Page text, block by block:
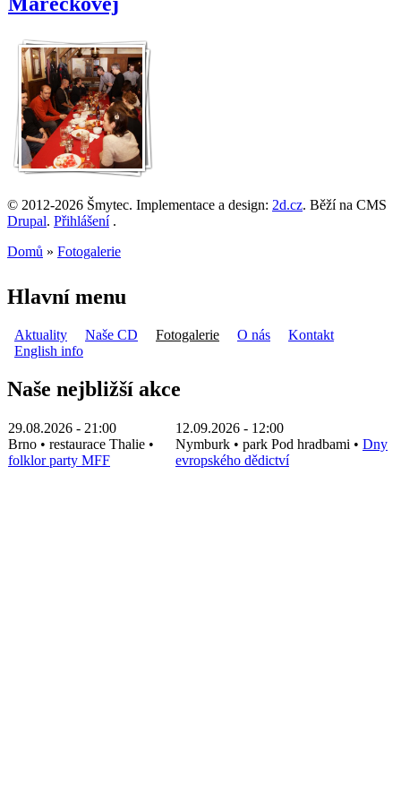
© 2012-2026 Šmytec. Implementace a design: 2d.cz. Běží na CMS
Drupal. Přihlášení.
Domů » Fotogalerie
Hlavní menu
Aktuality Naše CD Fotogalerie O nás
Kontakt
English info
Naše nejbližší akce
29.08.2026 - 21:00
Brno • restaurace Thalie •
folklor party MFF
12.09.2026 - 12:00
Nymburk • park Pod hradbami • Dny
evropského dědictví